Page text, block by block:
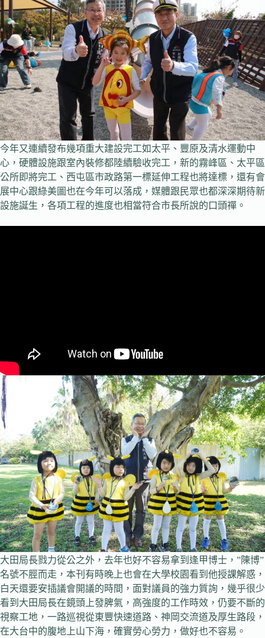
今年又連續發布幾項重大建設完工如太平、豐原及清水運動中
心，硬體設施跟室內裝修都陸續驗收完工，新的霧峰區、太平區
公所即將完工、西屯區市政路第一標延伸工程也將達標，還有會
展中心跟綠美圖也在今年可以落成，媒體跟民眾也都深深期待新
設施誕生，各項工程的進度也相當符合市長所說的口頭禪。
大田局長戮力從公之外，去年也好不容易拿到逢甲博士，”陳博”
名號不脛而走，本刊有時晚上也會在大學校園看到他授課解惑，
白天還要安插議會開議的時間，面對議員的強力質詢，幾乎很少
看到大田局長在鏡頭上發脾氣，高強度的工作時效，仍要不斷的
視察工地，一路巡視從東豐快速道路、神岡交流道及厚生路段，
在大台中的腹地上山下海，確實勞心勞力，做好也不容易。